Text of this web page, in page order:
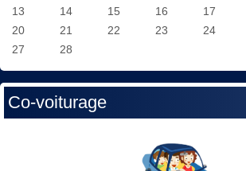
13
14 15 16 17
20
21 22 23 24
27
28
Co-voiturage